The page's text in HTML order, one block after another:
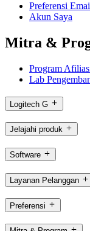
Preferensi
Akun Saya
Mitra &
Program
Lab
Logitech G
Jelajahi produk
Software
Layanan Pelanggan
Preferensi